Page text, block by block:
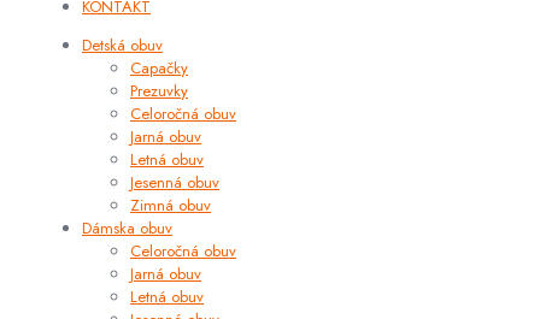
KONTAKT
Detská obuv
Capačky
Prezuvky
Celoročná obuv
Jarná obuv
Letná obuv
Jesenná obuv
Zimná obuv
Dámska obuv
Celoročná obuv
Jarná obuv
Letná obuv